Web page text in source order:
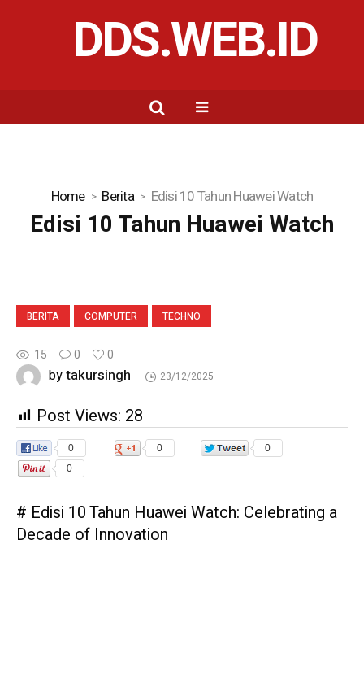
DDS.WEB.ID
Home Berita Edisi 10 Tahun Huawei Watch
Edisi 10 Tahun Huawei Watch
BERITA COMPUTER TECHNO
15 0 0
bytakursingh 23/12/2025
Post Views: 28
0 0
0
0
# Edisi 10 Tahun Huawei Watch: Celebrating a
Decade of Innovation